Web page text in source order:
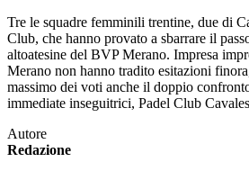
Tre le squadre femminili trentine, due di
Club, che hanno provato a sbarrare il
altoatesine del BVP Merano. Impresa
Merano non hanno tradito esitazioni
massimo dei voti anche il doppio
immediate inseguitrici, Padel Club
Autore
Redazione